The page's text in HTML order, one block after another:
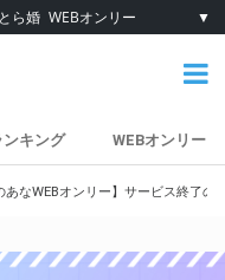
とら婚 WEBオンリー ▼
ンキング WEBオンリー
あなWEBオンリー】サービス終了の